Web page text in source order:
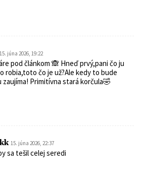
15. júna 2026, 19:22
pod článkom 🙈 Hneď prvý,pani čo ju
robia,toto čo je už?Ale kedy to bude
Primitívna stará korčula🤣
15. júna 2026, 22:37
sa tešil celej seredi